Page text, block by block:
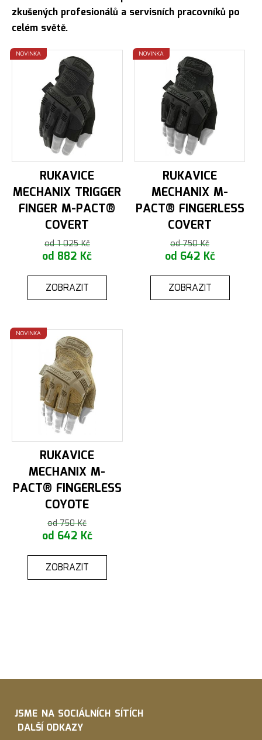
zkušených profesionálů a servisních pracovníků po
celém světě.
NOVINKA
RUKAVICE
MECHANIX TRIGGER
FINGER M-PACT®
COVERT
od 1 025 Kč
od 882 Kč
ZOBRAZIT
NOVINKA
RUKAVICE
MECHANIX M-
PACT® FINGERLESS
COVERT
od 750 Kč
od 642 Kč
ZOBRAZIT
NOVINKA
RUKAVICE
MECHANIX M-
PACT® FINGERLESS
COYOTE
od 750 Kč
od 642 Kč
ZOBRAZIT
JSME NA SOCIÁLNÍCH SÍTÍCH
DALŠÍ ODKAZY